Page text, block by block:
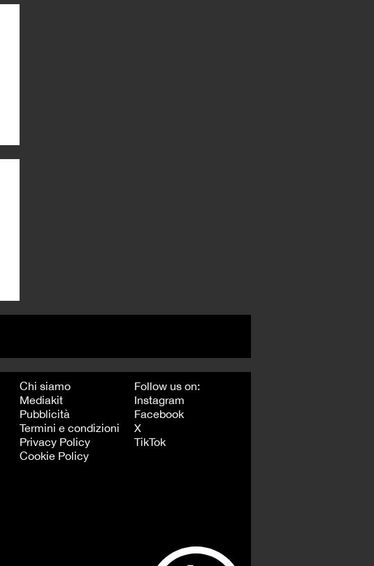
Chi siamo
Mediakit
Pubblicità
Termini e condizioni
Privacy Policy
Cookie Policy
Follow us on:
Instagram
Facebook
X
TikTok